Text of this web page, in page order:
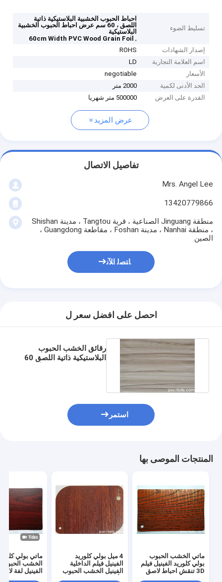
تسليط الضوء
احباط الحبوب الخشبية البلاستيكية ذاتية
اللصق ، 60 سم عرض احباط الحبوب الخشبية
البلاستيكية
,
60cm Width PVC Wood Grain Foil
إصدار الشهادات
ROHS
اسم العلامة التجارية
LD
الأسعار
negotiable
الحد الأدنى لكمية
2000 متر
القدرة على العرض
500000 متر شهريا
عرض المزيد
تفاصيل الاتصال
Mrs. Angel Lee
13420779866
منطقة Jinguang الصناعية ، قرية Tangtou ، مدينة Shishan
، منطقة Nanhai ، مدينة Foshan ، مقاطعة Guangdong ،
الصين
ﺎﺘﺼﻟ ﺍﻶﻧ
احصل على افضل سعر ل
رقائق الخشب الحبوب
البلاستيكية ذاتية اللصق 60
استمر
المنتجات الموصى بها
ماتي الخشب الحبوب
بولي كلوريد الفينيل فيلم
3D تنقش احباط لاصق
4 ميل بولي كلوريد
الفينيل فيلم الداخلية
الفينيل الخشب الحبوب
ماتي بولي
الخشب
الفينيل لفة